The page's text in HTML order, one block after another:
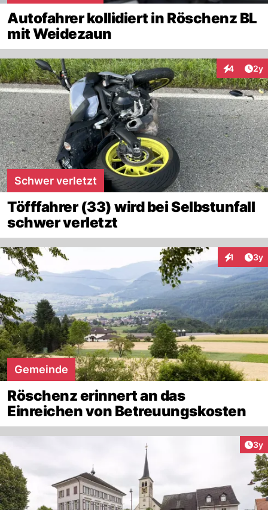
Autofahrer kollidiert in Röschenz BL
mit Weidezaun
4 2y
Schwer verletzt
Töfffahrer (33) wird bei Selbstunfall
schwer verletzt
1 3y
Gemeinde
Röschenz erinnert an das
Einreichen von Betreuungskosten
3y